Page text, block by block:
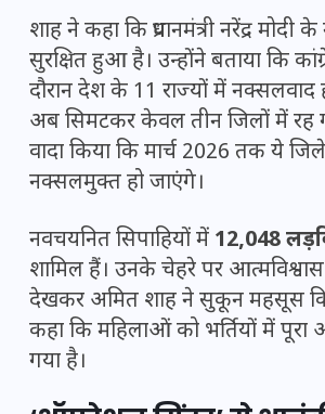
शाह ने कहा कि प्रधानमंत्री नरेंद्र मोदी
सुरक्षित हुआ है। उन्होंने बताया कि
दौरान देश के 11 राज्यों में नक्सलवाद
अब सिमटकर केवल तीन जिलों में रह
वादा किया कि मार्च 2026 तक ये
नक्सलमुक्त हो जाएंगे।
नवचयनित सिपाहियों में 12,048
शामिल हैं। उनके चेहरे पर
देखकर अमित शाह ने सुकून महसूस
कहा कि महिलाओं को भर्तियों में पूरा
गया है।